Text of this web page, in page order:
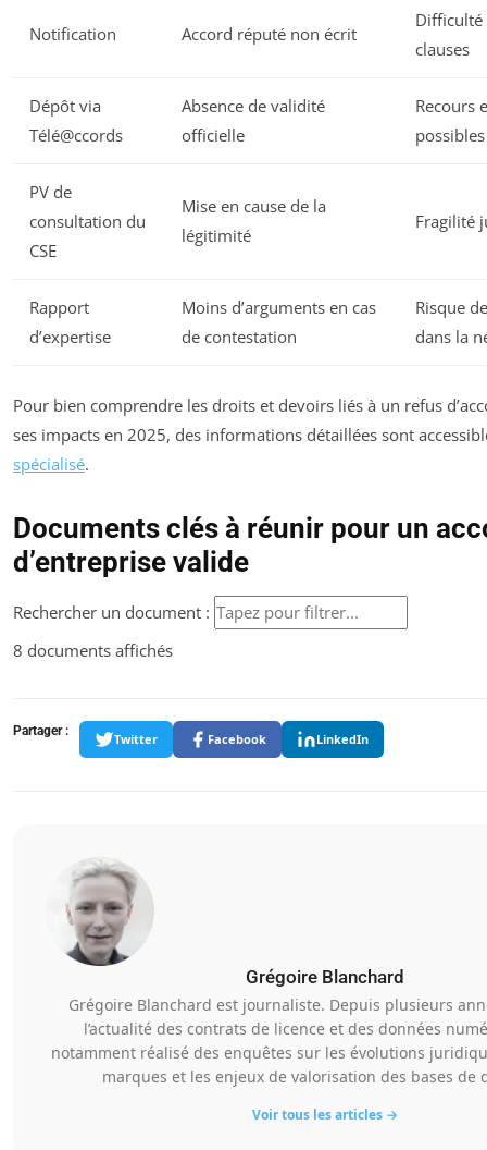
Notification Accord réputé non écrit
Difficulté
clauses
Dépôt via
Télé@ccords
Absence de validité
officielle
Recours
possibles
PV de
consultation du
CSE
Mise en cause de la
légitimité
Fragilité
Rapport
d’expertise
Moins d’arguments en cas
de contestation
Risque
dans la
Pour bien comprendre les droits et devoirs liés à un refus
ses impacts en 2025, des informations détaillées sont
spécialisé.
Documents clés à réunir pour un
d’entreprise valide
Rechercher un document :
8 documents affichés
Partager : Twitter Facebook LinkedIn
Grégoire Blanchard
Grégoire Blanchard est journaliste. Depuis plusieurs
l’actualité des contrats de licence et des données
notamment réalisé des enquêtes sur les évolutions
marques et les enjeux de valorisation des bases de
Voir tous les articles →